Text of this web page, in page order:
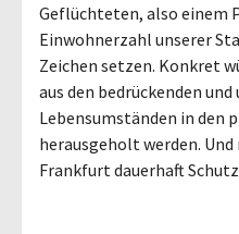
Geflüchteten, also einem
Einwohnerzahl unserer
Zeichen setzen. Konkret
aus den bedrückenden
Lebensumständen in den
herausgeholt werden.
Frankfurt dauerhaft